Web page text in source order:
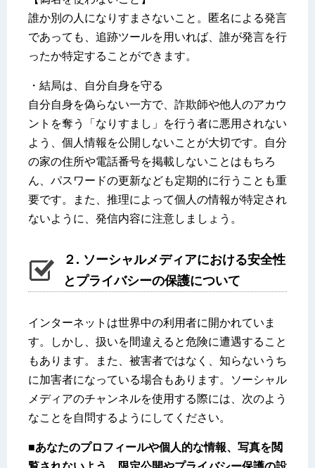
誰か別の人になりすまさないこと。匿名による発言
であっても、追跡ツールを用いれば、誰が発言を行
ったか特定することができます。
・結局は、自分自身を守る
自分自身を偽らない一方で、詐欺師や他人のアカウ
ントを奪う「なりすまし」を行う者に悪用されない
よう、個人情報を公開しないことが大切です。自分
の家の住所や電話番号を掲載しないことはもちろ
ん、パスワードの更新なども定期的に行うことも重
要です。また、推理によって個人の情報が特定され
ないように、発信内容に注意しましょう。
２. ソーシャルメディアにおける安全性
とプライバシーの保護について
インターネットは世界中の利用者に開かれていま
す。しかし、扱いを間違えると危険に遭遇すること
もあります。また、被害者ではなく、知らないうち
に加害者になっている場合もあります。ソーシャル
メディアのチャンネルを使用する際には、次のよう
なことを自問するようにしてください。
■あなたのプロフィールや個人的な情報、写真を閲